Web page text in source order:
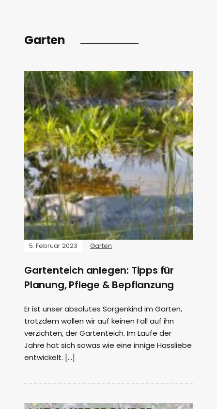
Garten
5. Februar 2023 Garten
Gartenteich anlegen: Tipps für
Planung, Pflege & Bepflanzung
Er ist unser absolutes Sorgenkind im Garten,
trotzdem wollen wir auf keinen Fall auf ihn
verzichten, der Gartenteich. Im Laufe der
Jahre hat sich sowas wie eine innige Hassliebe
entwickelt. […]